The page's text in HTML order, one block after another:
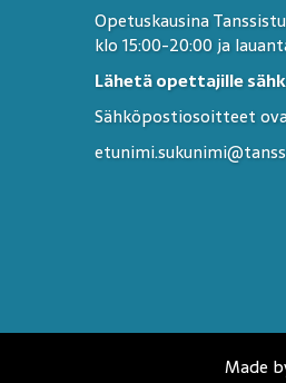
Opetuskausina
klo 15:00-20:00 ja
Lähetä opettajille
Sähköpostiosoitteet
Made